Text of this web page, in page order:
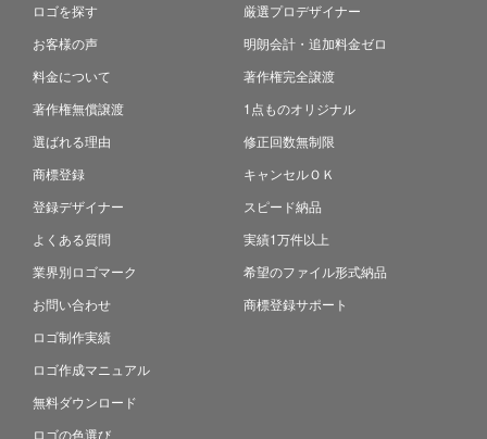
ロゴを探す
お客様の声
料金について
著作権無償譲渡
選ばれる理由
商標登録
登録デザイナー
よくある質問
業界別ロゴマーク
お問い合わせ
ロゴ制作実績
ロゴ作成マニュアル
無料ダウンロード
ロゴの色選び
厳選プロデザイナー
明朗会計・追加料金ゼロ
著作権完全譲渡
1点ものオリジナル
修正回数無制限
キャンセルＯＫ
スピード納品
実績1万件以上
希望のファイル形式納品
商標登録サポート